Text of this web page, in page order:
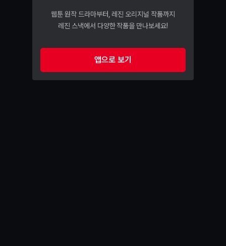
웹툰 원작 드라마부터, 레진 오리지널 작품까지
레진 스낵에서 다양한 작품을 만나보세요!
앱으로 보기